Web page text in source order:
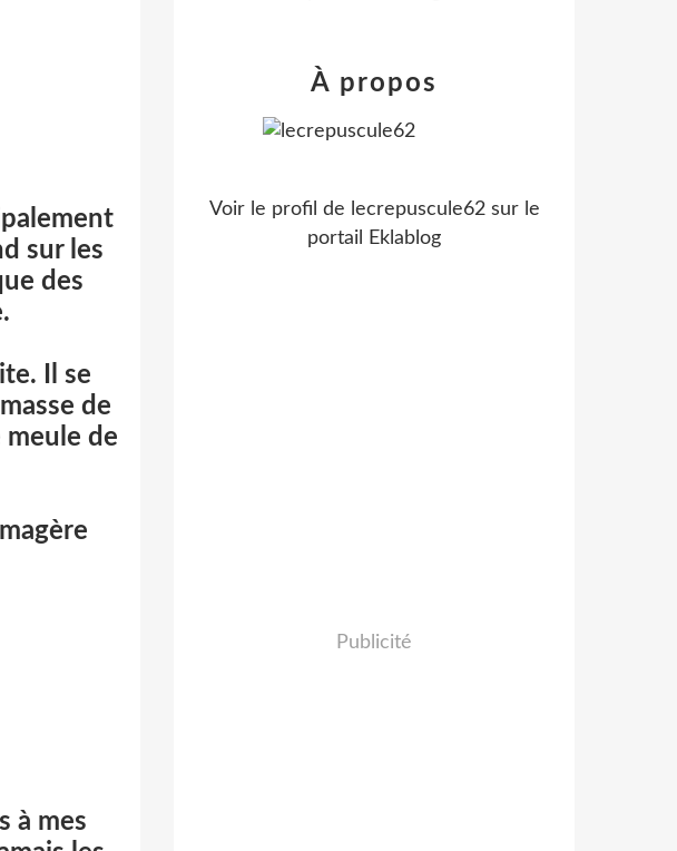
sur les
des
Il se
de
de
à mes
À propos
Voir le profil de lecrepuscule62sur le
portail Eklablog
Publicité